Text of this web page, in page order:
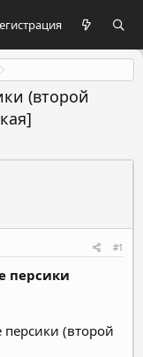
(второй
#1
персики